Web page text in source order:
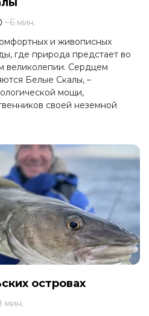
~6 мин.
и живописных
где природа предстает во
великолепии. Сердцем
Белые Скалы, –
мощи,
своей неземной
на их берега.
островах
мин.